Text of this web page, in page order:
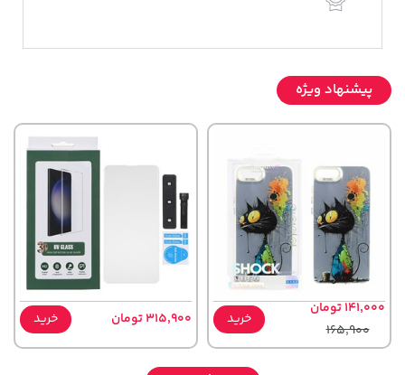
پیشنهاد ویژه
141,000 تومان
165,900
خرید 315,900 تومان خرید